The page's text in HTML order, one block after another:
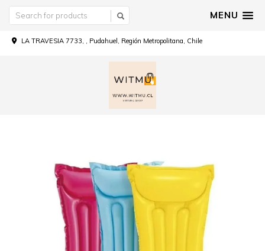
MENU
LA TRAVESIA 7733, , Pudahuel, Región Metropolitana, Chile